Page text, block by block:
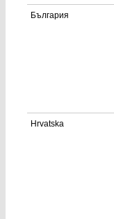
България
Hrvatska